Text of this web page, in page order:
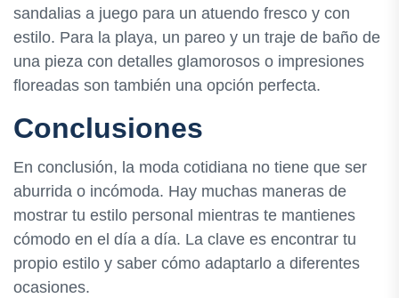
sandalias a juego para un atuendo fresco y con
estilo. Para la playa, un pareo y un traje de baño de
una pieza con detalles glamorosos o impresiones
floreadas son también una opción perfecta.
Conclusiones
En conclusión, la moda cotidiana no tiene que ser
aburrida o incómoda. Hay muchas maneras de
mostrar tu estilo personal mientras te mantienes
cómodo en el día a día. La clave es encontrar tu
propio estilo y saber cómo adaptarlo a diferentes
ocasiones.